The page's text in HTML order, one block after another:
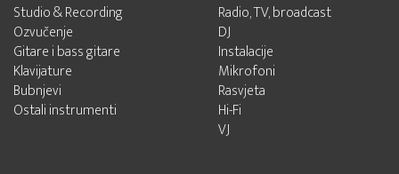
Studio & Recording
Ozvučenje
Gitare i bass gitare
Klavijature
Bubnjevi
Ostali instrumenti
Radio, TV, broadcast
DJ
Instalacije
Mikrofoni
Rasvjeta
Hi-Fi
VJ